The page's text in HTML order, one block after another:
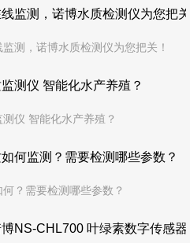
检测依赖实验室化学法，流程繁
生二次污染，难以满足实时、在
值守的现代监测需求。 诺博仪器全
监测，诺博水质检测仪为您把
测，诺博水质检测仪为您把关！
测仪 智能化水产养殖？
仪 智能化水产养殖？
何监测？需要检测哪些参数？
？需要检测哪些参数？
NS‑CHL700 叶绿素数字传感